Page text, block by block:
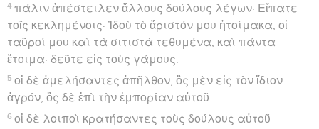
4 πάλιν ἀπέστειλεν ἄλλους δούλους λέγων· Εἴπατε
τοῖς κεκλημένοις· Ἰδοὺ τὸ ἄριστόν μου ἡτοίμακα, οἱ
ταῦροί μου καὶ τὰ σιτιστὰ τεθυμένα, καὶ πάντα
ἕτοιμα· δεῦτε εἰς τοὺς γάμους.
5 οἱ δὲ ἀμελήσαντες ἀπῆλθον, ὃς μὲν εἰς τὸν ἴδιον
ἀγρόν, ὃς δὲ ἐπὶ τὴν ἐμπορίαν αὐτοῦ·
6 οἱ δὲ λοιποὶ κρατήσαντες τοὺς δούλους αὐτοῦ